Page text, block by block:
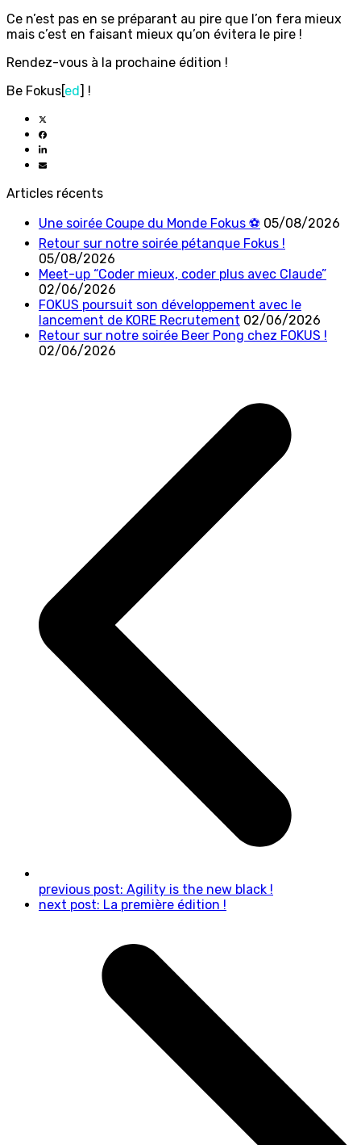
Ce n’est pas en se préparant au pire que l’on fera mieux
mais c’est en faisant mieux qu’on évitera le pire !
Rendez-vous à la prochaine édition !
Be Fokus[ ed ] !
Articles récents
Une soirée Coupe du Monde Fokus ⚽ 05/08/2026
Retour sur notre soirée pétanque Fokus !
05/08/2026
Meet-up “Coder mieux, coder plus avec Claude”
02/06/2026
FOKUS poursuit son développement avec le
lancement de KORE Recrutement 02/06/2026
Retour sur notre soirée Beer Pong chez FOKUS !
02/06/2026
previous post: Agility is the new black !
next post: La première édition !